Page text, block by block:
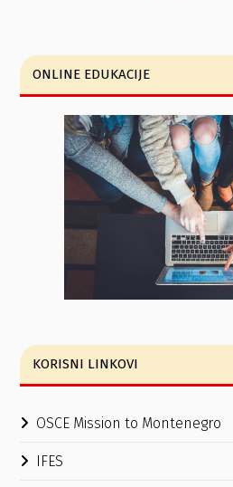
ONLINE EDUKACIJE
KORISNI LINKOVI
OSCE Mission to Montenegro
IFES